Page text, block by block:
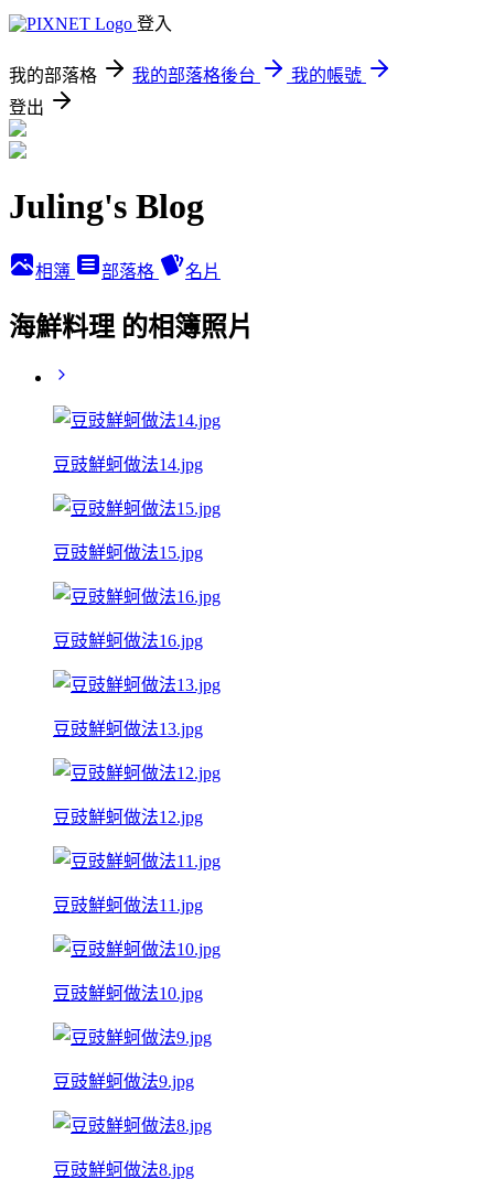
登入
我的部落格 我的部落格後台
我的帳號
登出
Juling's Blog
相簿 部落格 名片
海鮮料理 的相簿照片
豆豉鮮蚵做法14.jpg
豆豉鮮蚵做法15.jpg
豆豉鮮蚵做法16.jpg
豆豉鮮蚵做法13.jpg
豆豉鮮蚵做法12.jpg
豆豉鮮蚵做法11.jpg
豆豉鮮蚵做法10.jpg
豆豉鮮蚵做法9.jpg
豆豉鮮蚵做法8.jpg